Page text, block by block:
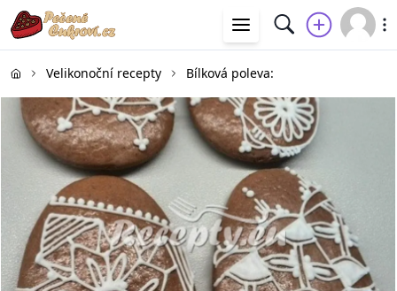
Velikonoční recepty Bílková poleva: